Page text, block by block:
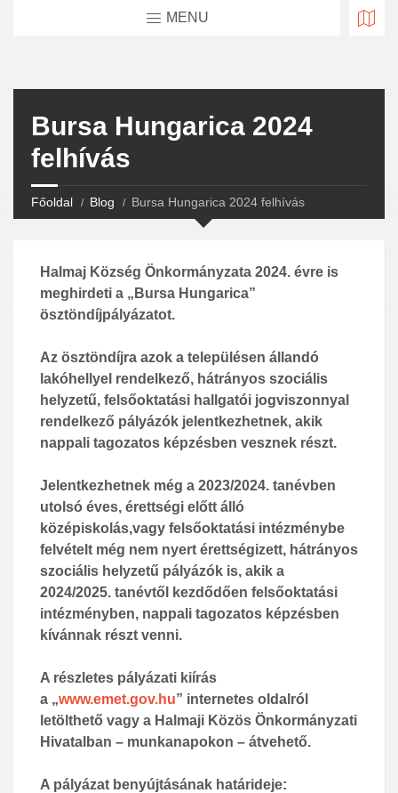
MENU
Bursa Hungarica 2024
felhívás
Főoldal Blog Bursa Hungarica 2024 felhívás
Halmaj Község Önkormányzata 2024. évre is
meghirdeti a „Bursa Hungarica”
ösztöndíjpályázatot.
Az ösztöndíjra azok a településen állandó
lakóhellyel rendelkező, hátrányos szociális
helyzetű, felsőoktatási hallgatói jogviszonnyal
rendelkező pályázók jelentkezhetnek, akik
nappali tagozatos képzésben vesznek részt.
Jelentkezhetnek még a 2023/2024. tanévben
utolsó éves, érettségi előtt álló
középiskolás,vagy felsőoktatási intézménybe
felvételt még nem nyert érettségizett, hátrányos
szociális helyzetű pályázó k is, akik a
2024/2025. tanévtől kezdődően felsőoktatási
intézményben, nappali tagozatos képzésben
kívánnak részt venni.
A részletes pályázati kiírás
a „www.emet.gov.hu” internetes oldalról
letölthető vagy a Halmaji Közös Önkormányzati
Hivatalban – munkanapokon – átvehető.
A pályázat benyújtásának határideje: